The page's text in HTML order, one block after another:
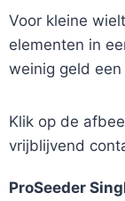
Voor kleine
elementen in
weinig geld
Klik op de
vrijblijvend
ProSeeder